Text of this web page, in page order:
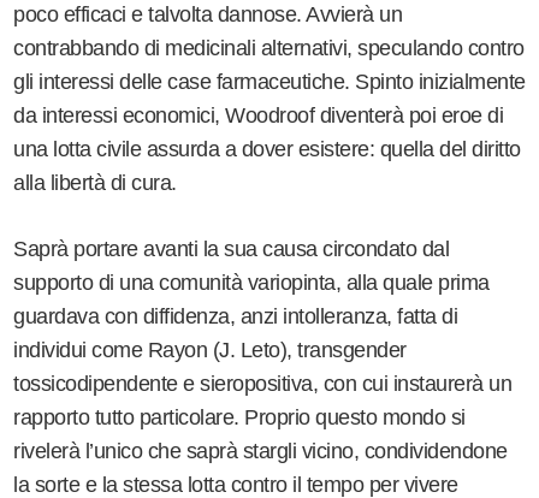
poco efficaci e talvolta dannose. Avvierà un
contrabbando di medicinali alternativi, speculando contro
gli interessi delle case farmaceutiche. Spinto inizialmente
da interessi economici, Woodroof diventerà poi eroe di
una lotta civile assurda a dover esistere: quella del diritto
alla libertà di cura.
Saprà portare avanti la sua causa circondato dal
supporto di una comunità variopinta, alla quale prima
guardava con diffidenza, anzi intolleranza, fatta di
individui come Rayon (J. Leto), transgender
tossicodipendente e sieropositiva, con cui instaurerà un
rapporto tutto particolare. Proprio questo mondo si
rivelerà l’unico che saprà stargli vicino, condividendone
la sorte e la stessa lotta contro il tempo per vivere